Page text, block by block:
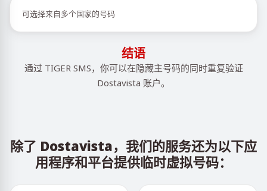
可选择来自多个国家的号码
结语
通过 TIGER SMS，你可以在隐藏主号码的同时重复验证
Dostavista 账户。
除了 Dostavista，我们的服务还为以下应
用程序和平台提供临时虚拟号码：